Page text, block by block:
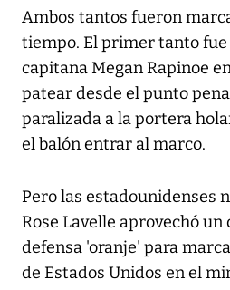
Ambos tantos fueron
tiempo. El primer tanto
capitana Megan Rapinoe
patear desde el punto
paralizada a la portera
el balón entrar al marco.
Pero las estadounidenses
Rose Lavelle aprovechó un
defensa 'oranje' para
de Estados Unidos en el